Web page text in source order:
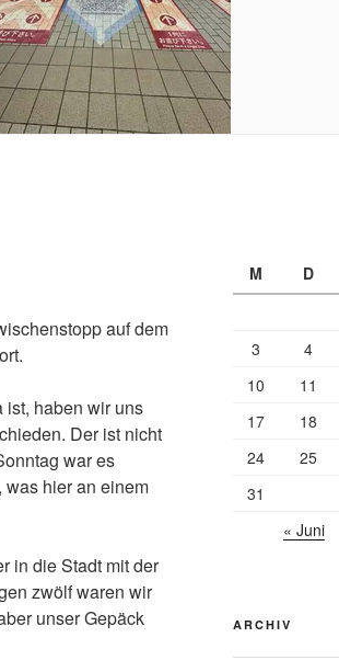
auf dem
ist, haben wir uns
Der ist nicht
war es
hier an einem
in die Stadt mit der
zwölf waren wir
unser Gepäck
M D
3
4
10
11
17
18
24
25
31
« Juni
ARCHIV